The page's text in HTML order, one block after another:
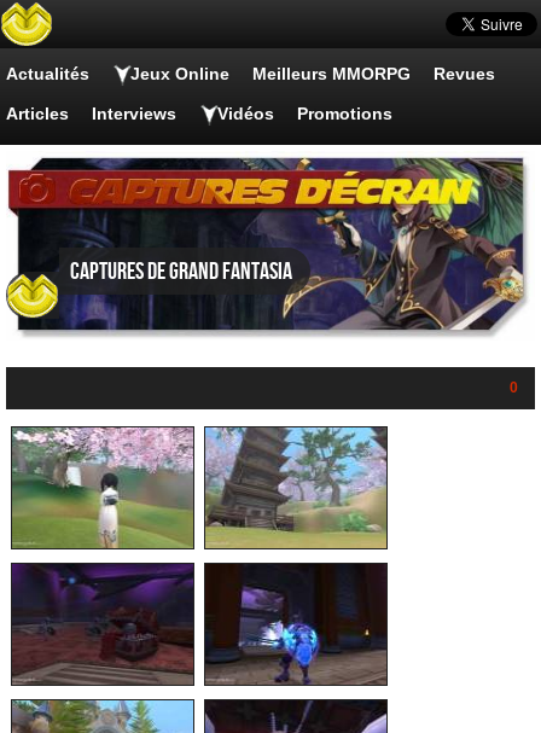
Actualités Jeux Online Meilleurs MMORPG Revues
Articles Interviews Vidéos Promotions
Captures de Grand Fantasia
0